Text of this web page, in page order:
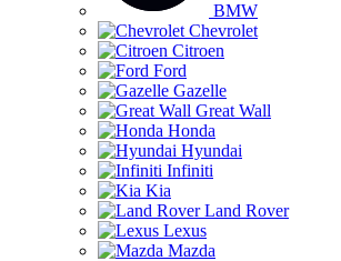
BMW
Chevrolet
Citroen
Ford
Gazelle
Great Wall
Honda
Hyundai
Infiniti
Kia
Land Rover
Lexus
Mazda